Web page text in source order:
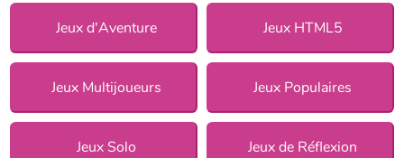
Jeux d'Aventure Jeux HTML5
Jeux Multijoueurs Jeux Populaires
Jeux Solo Jeux de Réflexion